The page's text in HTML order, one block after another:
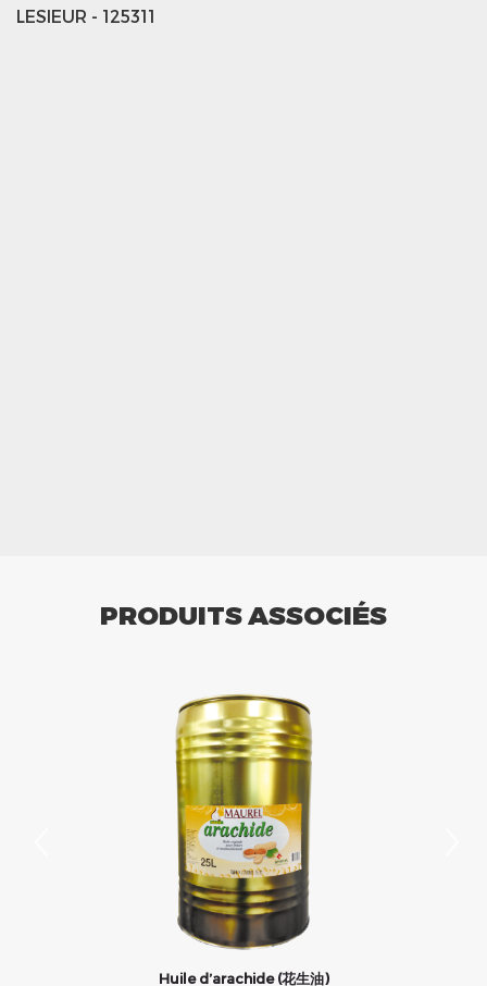
LESIEUR - 125311
PRODUITS ASSOCIÉS
Huile d’arachide (花生油)